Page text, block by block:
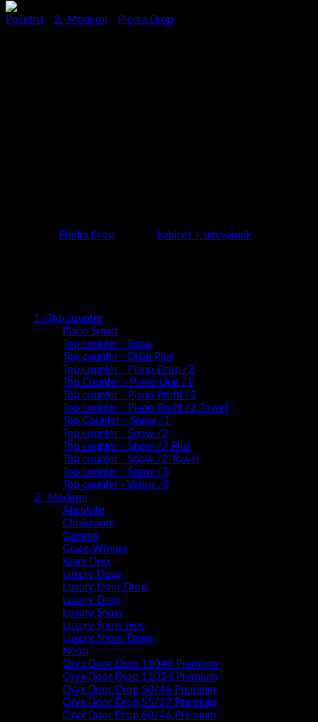
Početna 2.-Moderni Piedra Drop
Piedra Drop kabinet + umivaonik
1.-Top counter
Piano Smart
Top counter - Drop
Top counter - Drop Plus
Top counter - Piano Drop /2
Top Counter - Piano One /1
Top counter - Piano Profil /2
Top counter - Piano Profil /2 Towel
Top Counter - Snow /1
Top counter - Snow /2
Top counter - Snow /2 Plus
Top counter - Snow /2 Towel
Top counter - Snow /3
Top counter - Venus /1
2.-Moderni
Absolute
Cloakroom
Gamma
Grace Winner
Kiara Onix
Luxury Door
Luxury Door Drop
Luxury Drop
Luxury Snow
Luxury Snow plus
Luxury Snow Three
Neon
Oryx Door Drop 11049 Premium
Oryx Door Drop 11054 Premium
Oryx Door Drop 50/46 Premium
Oryx Door Drop 55/37 Premium
Oryx Door Drop 60/46 Premium